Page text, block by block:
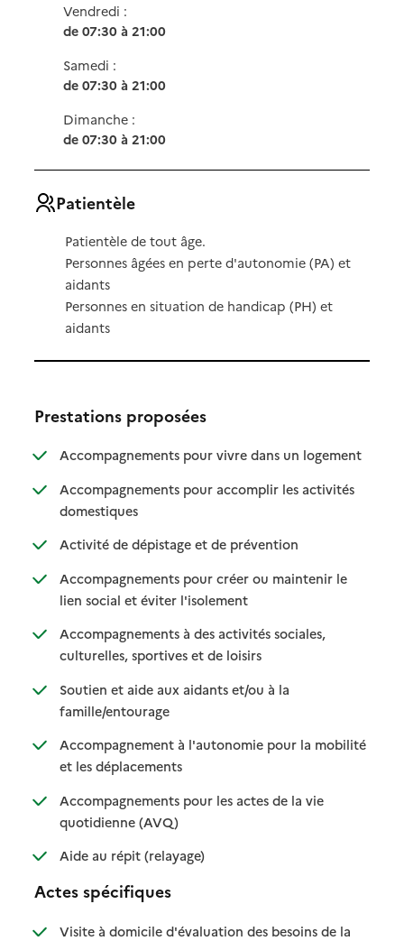
Vendredi :
de 07:30 à 21:00
Samedi :
de 07:30 à 21:00
Dimanche :
de 07:30 à 21:00
Patientèle
Patientèle de tout âge.
Personnes âgées en perte d'autonomie (PA) et
aidants
Personnes en situation de handicap (PH) et
aidants
Prestations proposées
Accompagnements pour vivre dans un logement
:
: non
Accompagnements pour accomplir les activités
domestiques: disponible
: non disponible
Activité de dépistage et de prévention: disponible
: non disponible
Accompagnements pour créer ou maintenir le
lien social et éviter l'isolement: disponible
: non disponible
Accompagnements à des activités sociales,
culturelles, sportives et de loisirs: disponible
: non disponible
Soutien et aide aux aidants et/ou à la
famille/entourage: disponible
: non disponible
Accompagnement à l'autonomie pour la mobilité
et les déplacements: disponible
: non disponible
Accompagnements pour les actes de la vie
quotidienne (AVQ): disponible
: non disponible
Aide au répit (relayage): disponible
: non disponible
Actes spécifiques
Visite à domicile d'évaluation des besoins de la